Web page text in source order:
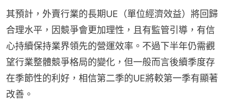
其預計，外賣行業的長期UE（單位經濟效益）將回歸
合理水平，因競爭會更加理性，且有監管引導，有信
心持續保持業界領先的營運效率。不過下半年仍需觀
望行業整體競爭格局的變化，但一般而言後續季度存
在季節性的利好，相信第二季的UE將較第一季有顯著
改善。